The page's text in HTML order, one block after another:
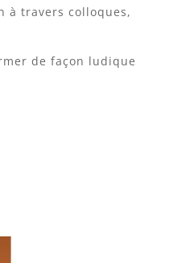
à travers colloques,
de façon ludique